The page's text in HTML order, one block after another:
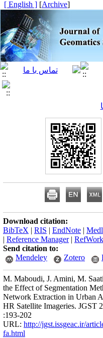
[
Archive
]
[ English ]
Download citation:
BibTeX | RIS | EndNote |
| Reference Manager|
Send citation to:
Mendeley
Zotero
M. Maboudi, J. Amini, M.
the Effect of Segmentation
Network Extraction in Urban
HR Satellite Imageries. JGST
:193-202
URL: http://jgst.issgeac.ir/
fa.html